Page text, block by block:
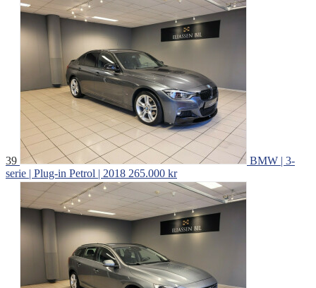
39
BMW | 3-
serie | Plug-in Petrol | 2018 265.000 kr